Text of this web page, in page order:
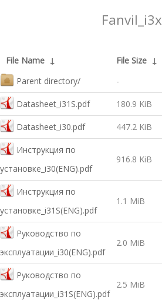
Fanvil_i3x
File Name ↓ File Size ↓
Parent directory/
-
Datasheet_i31S.pdf 180.9 KiB
Datasheet_i30.pdf 447.2 KiB
Инструкция по
установке_i30(ENG).pdf
916.8 KiB
Инструкция по
установке_i31S(ENG).pdf
1.1 MiB
Руководство по
эксплуатации_i30(ENG).pdf
2.0 MiB
Руководство по
эксплуатации_i31S(ENG).pdf
2.5 MiB